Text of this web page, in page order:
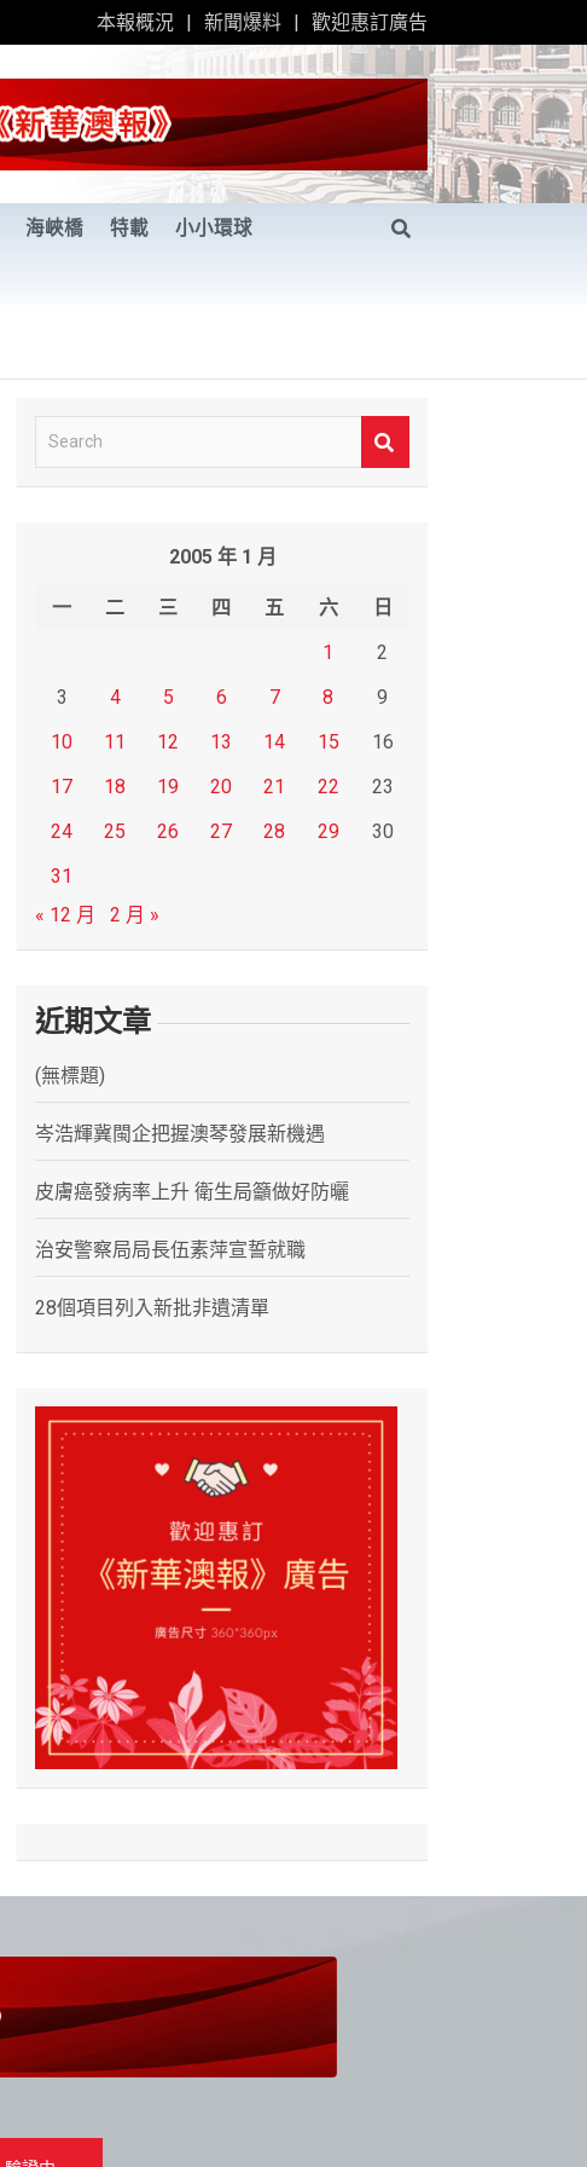
本報概況 新聞爆料 歡迎惠訂廣告
海峽橋 特載 小小環球
e
2005 年 1 月
一 二 三 四 五 六
日
1
2
3
4 5 6 7 8
9
10
11 12 13 14 15
16
17
18 19 20 21 22
23
24
25 26 27 28 29
30
31
« 12 月
2 月 »
近期文章
(無標題)
岑浩輝冀閩企把握澳琴發展新機遇
皮膚癌發病率上升 衛生局籲做好防曬
治安警察局局長伍素萍宣誓就職
28個項目列入新批非遺清單